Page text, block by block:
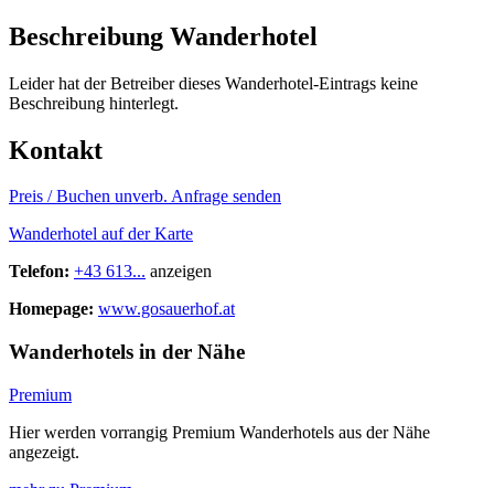
Beschreibung Wanderhotel
Leider hat der Betreiber dieses Wanderhotel-Eintrags keine
Beschreibung hinterlegt.
Kontakt
Preis / Buchen unverb. Anfrage senden
Wanderhotel auf der Karte
Telefon: +43 613... anzeigen
Homepage: www.gosauerhof.at
Wanderhotels in der Nähe
Premium
Hier werden vorrangig Premium Wanderhotels aus der Nähe
angezeigt.